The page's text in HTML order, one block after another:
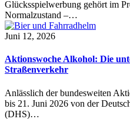
Glücksspielwerbung gehört im
Normalzustand –…
Juni 12, 2026
Aktionswoche Alkohol: Die
Straßenverkehr
Anlässlich der bundesweiten
bis 21. Juni 2026 von der
(DHS)…